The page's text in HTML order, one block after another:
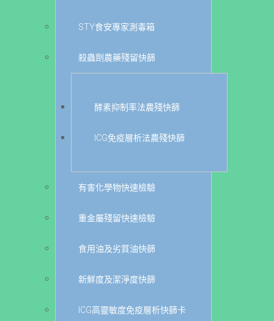
STY食安專家測毒箱
殺蟲劑農藥殘留快篩
酵素抑制率法農殘快篩
ICG免疫層析法農殘快篩
有害化學物快速檢驗
重金屬殘留快速檢驗
食用油及劣質油快篩
新鮮度及潔淨度快篩
ICG高靈敏度免疫層析快篩卡